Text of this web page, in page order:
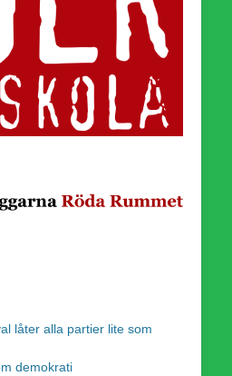
låter alla partier lite som
demokrati